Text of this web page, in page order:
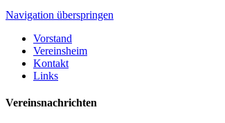
Navigation überspringen
Vorstand
Vereinsheim
Kontakt
Links
Vereinsnachrichten